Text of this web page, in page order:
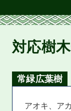
対応樹
常緑広葉樹
アオキ、ア